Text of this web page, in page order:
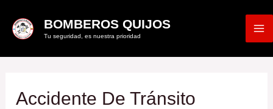
BOMBEROS QUIJOS
Tu seguridad, es nuestra prioridad
Accidente De Tránsito